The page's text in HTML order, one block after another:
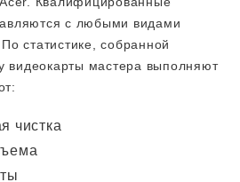
с любыми видами
статистике, собранной
видеокарты мастера выполняют
чистка